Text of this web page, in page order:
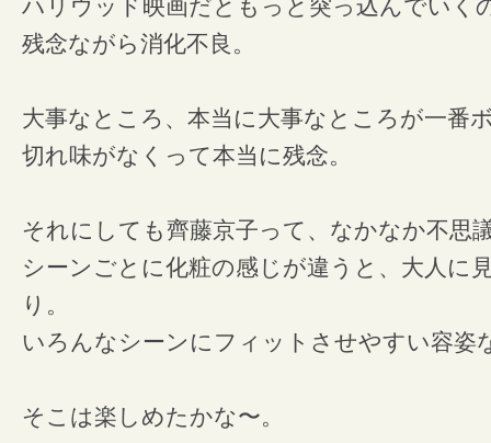
ハリウッド映画だともっと突っ込んでいく
残念ながら消化不良。
大事なところ、本当に大事なところが一番
切れ味がなくって本当に残念。
それにしても齊藤京子って、なかなか不思
シーンごとに化粧の感じが違うと、大人に
り。
いろんなシーンにフィットさせやすい容姿
そこは楽しめたかな〜。